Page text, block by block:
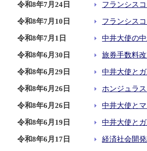
令和8年7月24日 フランシス
令和8年7月10日 フランシス
令和8年7月1日 中井大使の
令和8年6月30日 旅券手数料
令和8年6月29日 中井大使と
令和8年6月26日 ホンジュラ
令和8年6月26日 中井大使と
令和8年6月19日 中井大使と
令和8年6月17日 経済社会開